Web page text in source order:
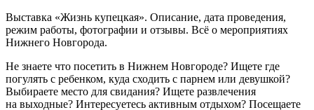
Выставка «Жизнь купецкая». Описание, дата проведения,
режим работы, фотографии и отзывы. Всё о мероприятиях
Нижнего Новгорода.
Не знаете что посетить в Нижнем Новгороде? Ищете где
погулять с ребенком, куда сходить с парнем или девушкой?
Выбираете место для свидания? Ищете развлечения
на выходные? Интересуетесь активным отдыхом? Посещаете